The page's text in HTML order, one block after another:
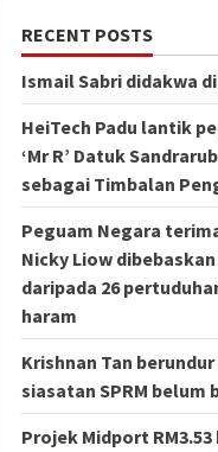
RECENT POSTS
Ismail Sabri didakwa
HeiTech Padu lantik
‘Mr R’ Datuk
sebagai Timbalan
Peguam Negara
Nicky Liow
daripada 26
haram
Krishnan Tan
siasatan SPRM belum
Projek Midport